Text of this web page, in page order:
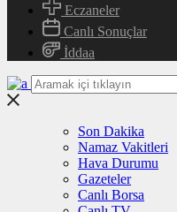
Eczaneler
Canlı Sonuçlar
İddaa
Son Dakika
Namaz Vakitleri
Hava Durumu
Gazeteler
Canlı Borsa